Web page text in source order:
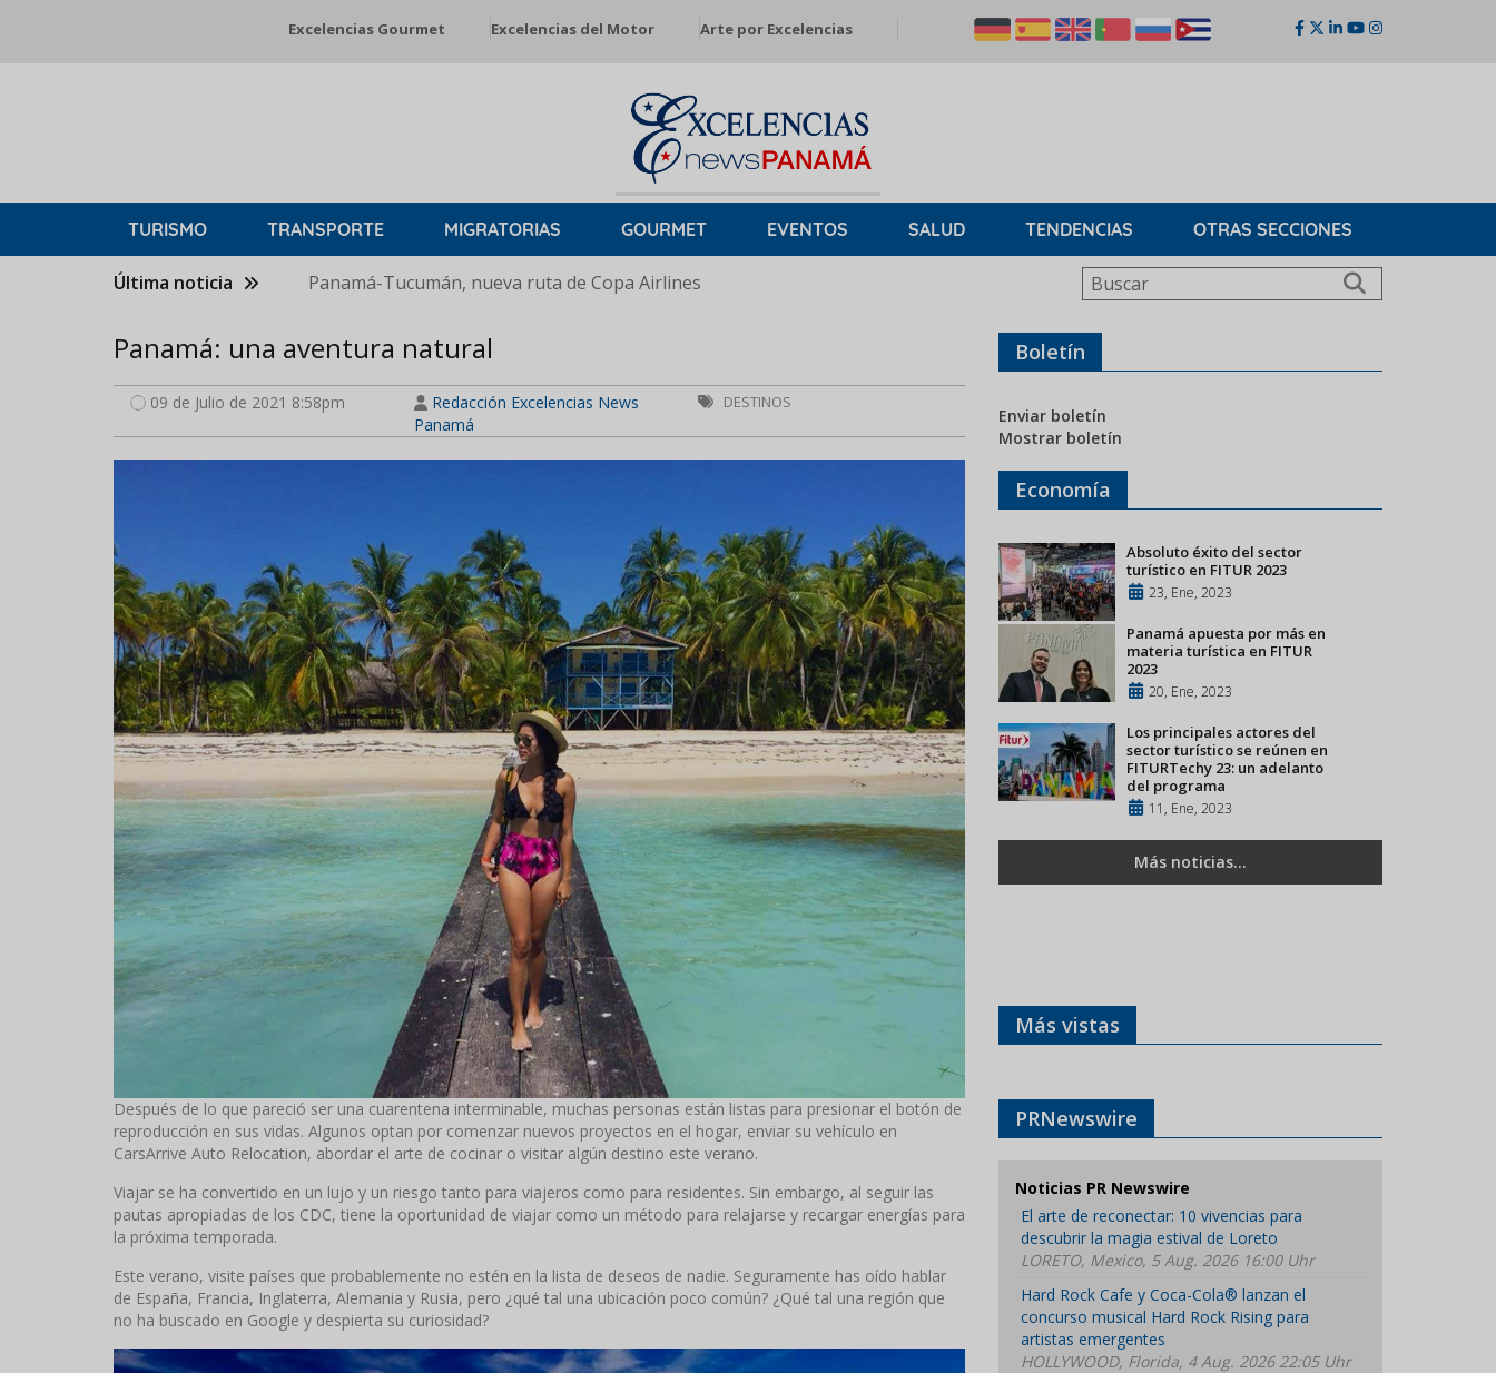
Excelencias Gourmet Excelencias del Motor Arte por Excelencias
TURISMO TRANSPORTE MIGRATORIAS GOURMET EVENTOS SALUD TENDENCIAS OTRAS SECCIONES
Última noticia Panamá-Tucumán, nueva ruta de Copa Airlines Buscar
Panamá: una aventura natural
09 de Julio de 2021 8:58pm
Redacción Excelencias News
Panamá
DESTINOS
Después de lo que pareció ser una cuarentena interminable, muchas personas están listas para presionar el botón de
reproducción en sus vidas. Algunos optan por comenzar nuevos proyectos en el hogar, enviar su vehículo en
CarsArrive Auto Relocation, abordar el arte de cocinar o visitar algún destino este verano.
Viajar se ha convertido en un lujo y un riesgo tanto para viajeros como para residentes. Sin embargo, al seguir las
pautas apropiadas de los CDC, tiene la oportunidad de viajar como un método para relajarse y recargar energías para
la próxima temporada.
Este verano, visite países que probablemente no estén en la lista de deseos de nadie. Seguramente has oído hablar
de España, Francia, Inglaterra, Alemania y Rusia, pero ¿qué tal una ubicación poco común? ¿Qué tal una región que
no ha buscado en Google y despierta su curiosidad?
Boletín
Enviar boletín
Mostrar boletín
Economía
Absoluto éxito del sector
turístico en FITUR 2023
23, Ene, 2023
Panamá apuesta por más en
materia turística en FITUR
2023
20, Ene, 2023
Los principales actores del
sector turístico se reúnen en
FITURTechy 23: un adelanto
del programa
11, Ene, 2023
Más noticias...
Más vistas
PRNewswire
Noticias PR Newswire
El arte de reconectar: 10 vivencias para
descubrir la magia estival de Loreto
LORETO, Mexico, 5 Aug. 2026 16:00 Uhr
Hard Rock Cafe y Coca-Cola® lanzan el
concurso musical Hard Rock Rising para
artistas emergentes
HOLLYWOOD, Florida, 4 Aug. 2026 22:05 Uhr